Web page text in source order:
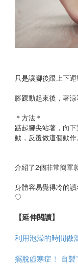
只是讓腳後跟上下
腳踝動起來後，著涼
＊方法＊
踮起腳尖站著，向
動，反覆做這個動作
介紹了2個非常簡單
身體容易覺得冷的
♡
【延伸閱讀】
利用泡澡的時間做
擺脫虛寒症！ 自製